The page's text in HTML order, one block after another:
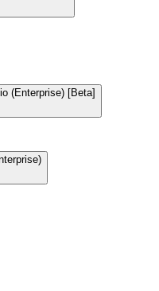
(Enterprise) [Beta]